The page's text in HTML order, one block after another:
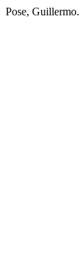
Pose,